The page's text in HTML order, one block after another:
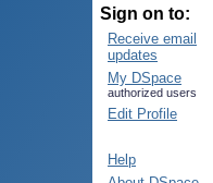
Sign on to:
Receive email
updates
My DSpace
authorized users
Edit Profile
Help